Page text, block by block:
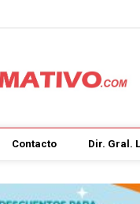
Contacto Dir. Gral.